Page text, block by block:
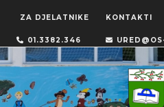
ZA DJELATNIKE KONTAKTI
01.3382.346